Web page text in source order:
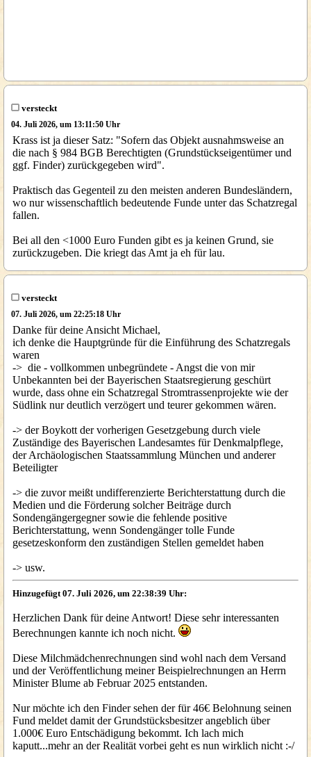
versteckt
04. Juli 2026, um 13:11:50 Uhr
Krass ist ja dieser Satz: "Sofern das Objekt ausnahmsweise an
die nach § 984 BGB Berechtigten (Grundstückseigentümer und
ggf. Finder) zurückgegeben wird".
Praktisch das Gegenteil zu den meisten anderen Bundesländern,
wo nur wissenschaftlich bedeutende Funde unter das Schatzregal
fallen.
Bei all den <1000 Euro Funden gibt es ja keinen Grund, sie
zurückzugeben. Die kriegt das Amt ja eh für lau.
versteckt
07. Juli 2026, um 22:25:18 Uhr
Danke für deine Ansicht Michael,
ich denke die Hauptgründe für die Einführung des Schatzregals
waren
-> die - vollkommen unbegründete - Angst die von mir
Unbekannten bei der Bayerischen Staatsregierung geschürt
wurde, dass ohne ein Schatzregal Stromtrassenprojekte wie der
Südlink nur deutlich verzögert und teurer gekommen wären.
-> der Boykott der vorherigen Gesetzgebung durch viele
Zuständige des Bayerischen Landesamtes für Denkmalpflege,
der Archäologischen Staatssammlung München und anderer
Beteiligter
-> die zuvor meißt undifferenzierte Berichterstattung durch die
Medien und die Förderung solcher Beiträge durch
Sondengängergegner sowie die fehlende positive
Berichterstattung, wenn Sondengänger tolle Funde
gesetzeskonform den zuständigen Stellen gemeldet haben
-> usw.
Hinzugefügt 07. Juli 2026, um 22:38:39 Uhr:
Herzlichen Dank für deine Antwort! Diese sehr interessanten
Berechnungen kannte ich noch nicht.
Diese Milchmädchenrechnungen sind wohl nach dem Versand
und der Veröffentlichung meiner Beispielrechnungen an Herrn
Minister Blume ab Februar 2025 entstanden.
Nur möchte ich den Finder sehen der für 46€ Belohnung seinen
Fund meldet damit der Grundstücksbesitzer angeblich über
1.000€ Euro Entschädigung bekommt. Ich lach mich
kaputt...mehr an der Realität vorbei geht es nun wirklich nicht :-/